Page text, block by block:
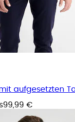
aufgesetzten
99,99 €